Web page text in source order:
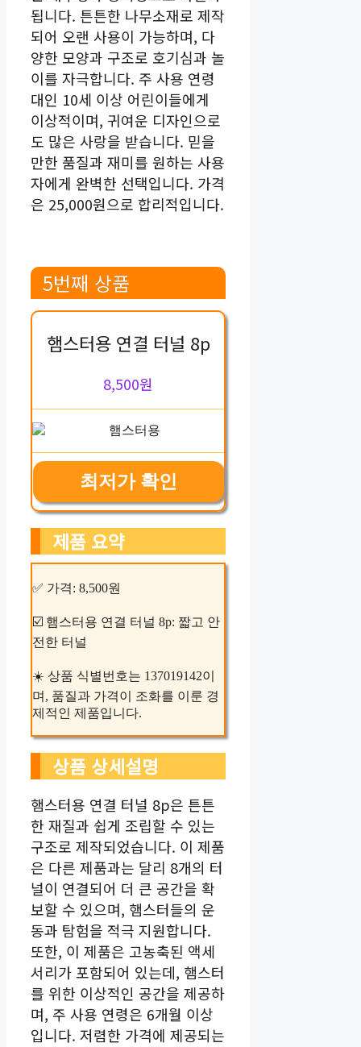
됩니다. 튼튼한 나무소재로 제작
되어 오랜 사용이 가능하며, 다
양한 모양과 구조로 호기심과 놀
이를 자극합니다. 주 사용 연령
대인 10세 이상 어린이들에게
이상적이며, 귀여운 디자인으로
도 많은 사랑을 받습니다. 믿을
만한 품질과 재미를 원하는 사용
자에게 완벽한 선택입니다. 가격
은 25,000원으로 합리적입니다.
5번째 상품
햄스터용 연결 터널 8p
8,500원
최저가 확인
제품 요약
✅ 가격: 8,500원
☑️ 햄스터용 연결 터널 8p: 짧고 안
전한 터널
☀️ 상품 식별번호는 137019142이
며, 품질과 가격이 조화를 이룬 경
제적인 제품입니다.
상품 상세설명
햄스터용 연결 터널 8p은 튼튼
한 재질과 쉽게 조립할 수 있는
구조로 제작되었습니다. 이 제품
은 다른 제품과는 달리 8개의 터
널이 연결되어 더 큰 공간을 확
보할 수 있으며, 햄스터들의 운
동과 탐험을 적극 지원합니다.
또한, 이 제품은 고농축된 액세
서리가 포함되어 있는데, 햄스터
를 위한 이상적인 공간을 제공하
며, 주 사용 연령은 6개월 이상
입니다. 저렴한 가격에 제공되는